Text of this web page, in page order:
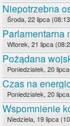
Niepotrzebna
Środa, 22 lipca
Parlamentarna
Wtorek, 21 lipca
Pożądana
Poniedziałek, 20
Czas na
Poniedziałek, 20
Wspomnienie
Niedziela, 19 lipca